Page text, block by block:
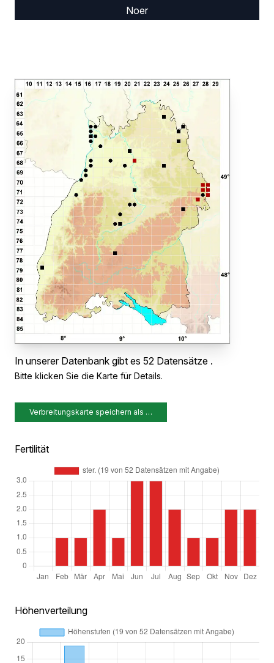
Noer
In unserer Datenbank gibt es 52 Datensätze .
Bitte klicken Sie die Karte für Details.
Verbreitungskarte speichern als …
Fertilität
Höhenverteilung